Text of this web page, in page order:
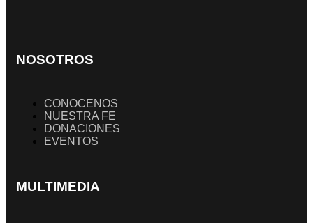
NOSOTROS
CONOCENOS
NUESTRA FE
DONACIONES
EVENTOS
MULTIMEDIA